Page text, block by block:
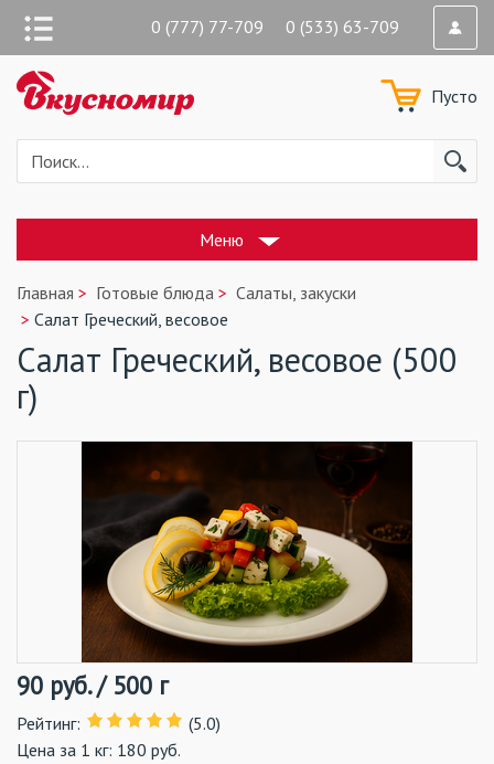
0 (777) 77-709 0 (533) 63-709
Пусто
Меню
Главная Готовые блюда
Салаты, закуски
Салат Греческий, весовое
Салат Греческий, весовое (500
г)
90 руб./ 500 г
Рейтинг:
(5.0)
Цена за 1 кг: 180 руб.